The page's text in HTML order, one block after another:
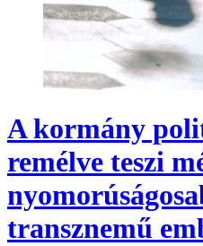
A kormány
remélve teszi
transznemű